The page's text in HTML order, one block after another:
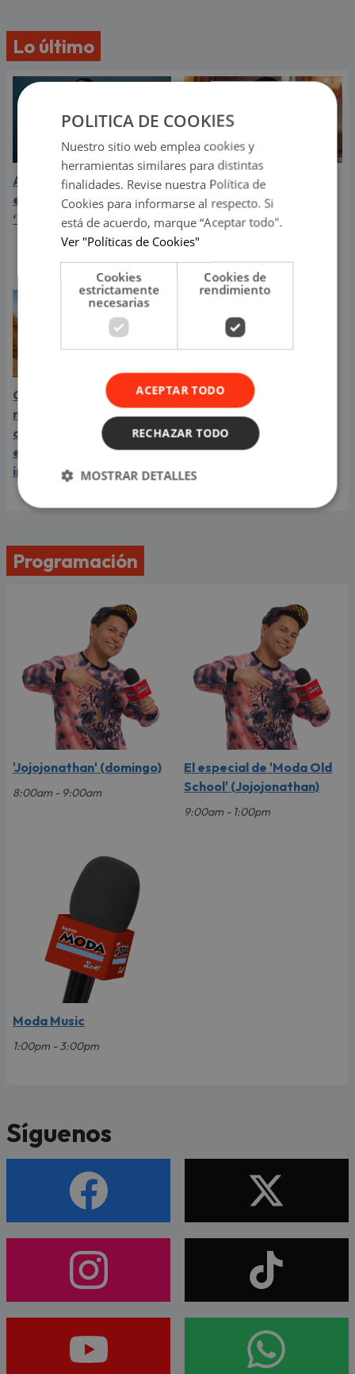
Lo último
Aria Vega conquista con
el lanzamiento de
‘Tototo (+4)’
¿Greeicy está
embarazada de su
segundo hijo? Mike Bahía
compartió revelador
Carín León está en el
mejor momento de su
carrera y llega a Lima en
el año de su consagración
internacional
Programación
'Jojojonathan' (domingo)
8:00am - 9:00am
El especial de 'Moda Old
School' (Jojojonathan)
9:00am - 1:00pm
Moda Music
1:00pm - 3:00pm
Síguenos
POLITICA DE COOKIES
Nuestro sitio web emplea cookies y
herramientas similares para distintas
finalidades. Revise nuestra Política de
Cookies para informarse al respecto. Si
está de acuerdo, marque “Aceptar todo".
Ver "Políticas de Cookies"
Cookies
estrictamente
necesarias
Cookies de
rendimiento
ACEPTAR TODO
RECHAZAR TODO
MOSTRAR DETALLES